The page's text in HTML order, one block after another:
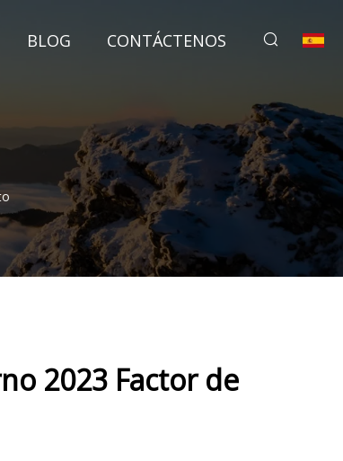
BLOG CONTÁCTENOS
2023 Factor de